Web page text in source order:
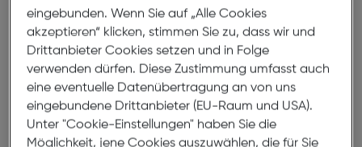
Dieses Multipack enthält jeweils einen Tintentank der
Farben Cyan, Magenta und Gelb. Mit diesen drei 9
ml fassenden Tintentanks sparst du Zeit und Geld.
Das ChromaLife100+ System liefert in Kombination
mit Canon Fotopapier herausragende Ergebnisse
mit hoher Farbstabilität.
eingebunden. Wenn Sie auf „Alle Cookies
akzeptieren“ klicken, stimmen Sie zu, dass wir und
Drittanbieter Cookies setzen und in Folge
verwenden dürfen. Diese Zustimmung umfasst auch
eine eventuelle Datenübertragung an von uns
eingebundene Drittanbieter (EU-Raum und USA).
Unter "Cookie-Einstellungen" haben Sie die
Möglichkeit, jene Cookies auszuwählen, die für Sie